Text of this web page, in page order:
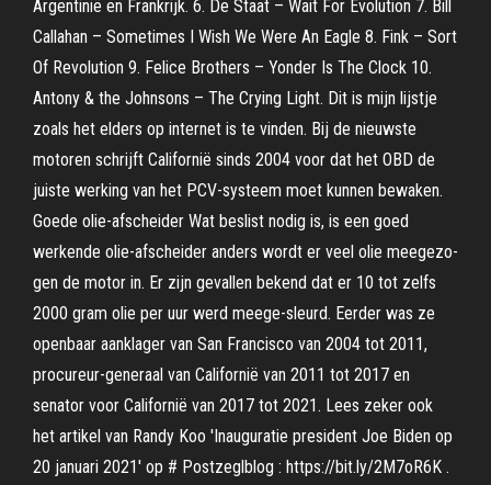
Argentinië en Frankrijk. 6. De Staat – Wait For Evolution 7. Bill
Callahan – Sometimes I Wish We Were An Eagle 8. Fink – Sort
Of Revolution 9. Felice Brothers – Yonder Is The Clock 10.
Antony & the Johnsons – The Crying Light. Dit is mijn lijstje
zoals het elders op internet is te vinden. Bij de nieuwste
motoren schrijft Californië sinds 2004 voor dat het OBD de
juiste werking van het PCV-systeem moet kunnen bewaken.
Goede olie-afscheider Wat beslist nodig is, is een goed
werkende olie-afscheider anders wordt er veel olie meegezo-
gen de motor in. Er zijn gevallen bekend dat er 10 tot zelfs
2000 gram olie per uur werd meege-sleurd. Eerder was ze
openbaar aanklager van San Francisco van 2004 tot 2011,
procureur-generaal van Californië van 2011 tot 2017 en
senator voor Californië van 2017 tot 2021. Lees zeker ook
het artikel van Randy Koo 'Inauguratie president Joe Biden op
20 januari 2021' op # Postzeglblog : https://bit.ly/2M7oR6K .